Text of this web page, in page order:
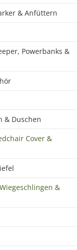
& Anfüttern
Powerbanks &
& Duschen
Cover &
&